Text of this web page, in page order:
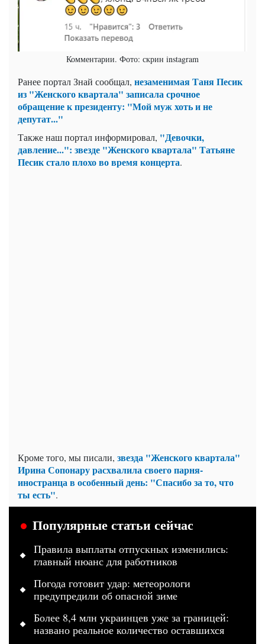
Комментарии. Фото: скрин instagram
Ранее портал Знай сообщал, незаменимая Таня Песик
из "Женского квартала" записала срочное
обращение к президенту: "Мой муж хоть и не
депутат..."
Также наш портал информировал, "Девочки,
давление...": звезде "Женского квартала" Татьяне
Песик стало плохо во время концерта.
Кроме того, мы писали, звезда "Женского квартала"
Ирина Сопонару расхвалила своего парня-
иностранца в особенный день: "Спасибо за то, что
ты есть".
Популярные статьи сейчас
Правила выплаты отпускных изменились:
главный нюанс для работников
Погода готовит удар: метеорологи
предупредили об опасной зиме
Более 8,4 млн украинцев уже за границей:
названо реальное количество оставшихся